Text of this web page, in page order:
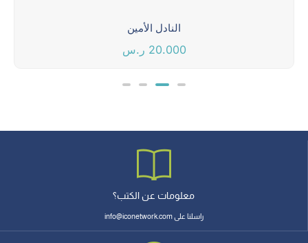
النادل الأمين
20.000 ر.س
معلومات عن الكتب؟
راسلنا على info@iconetwork.com